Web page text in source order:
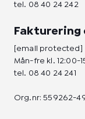
tel. 08 40 24 242
[email protected]
Mån-fre kl. 12:00-
tel. 08 40 24 241
Org.nr: 559262-